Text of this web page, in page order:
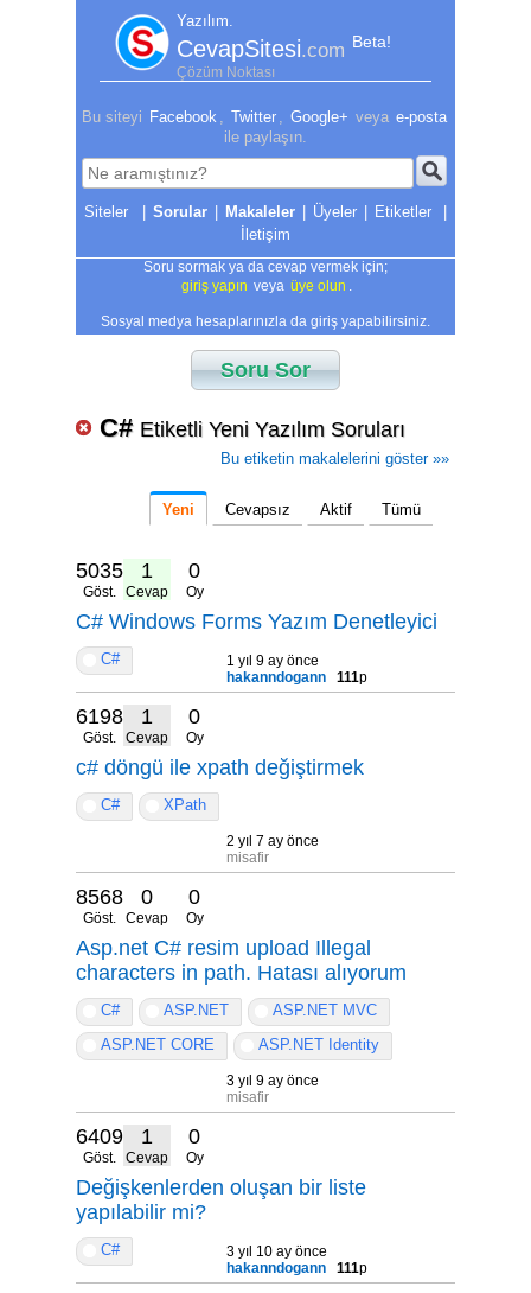
Yazılım.
CevapSitesi.com Beta!
Çözüm Noktası
Bu siteyi Facebook Twitter Google+ veya e-posta
ile paylaşın.
| Sorular | Makaleler | Üyeler | Etiketler
|
İletişim
Soru sormak ya da cevap vermek için;
giriş yapın veya üye olun
Sosyal medya hesaplarınızla da giriş yapabilirsiniz.
Soru Sor
C# Etiketli Yeni Yazılım Soruları
Bu etiketin makalelerini göster »»
Yeni Cevapsız Aktif Tümü
5035
Göst.
1
Cevap
0
Oy
C# Windows Forms Yazım Denetleyici
C#
1 yıl 9 ay önce
hakanndogann
111p
6198
Göst.
1
Cevap
0
Oy
c# döngü ile xpath değiştirmek
C# XPath
2 yıl 7 ay önce
misafir
8568
Göst.
0
Cevap
0
Oy
Asp.net C# resim upload Illegal
characters in path. Hatası alıyorum
C# ASP.NET
ASP.NET MVC
ASP.NET CORE
ASP.NET Identity
3 yıl 9 ay önce
misafir
6409
Göst.
1
Cevap
0
Oy
Değişkenlerden oluşan bir liste
yapılabilir mi?
C#
3 yıl 10 ay önce
hakanndogann
111p